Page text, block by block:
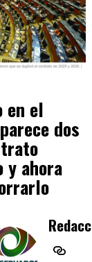
en el
dos
y ahora